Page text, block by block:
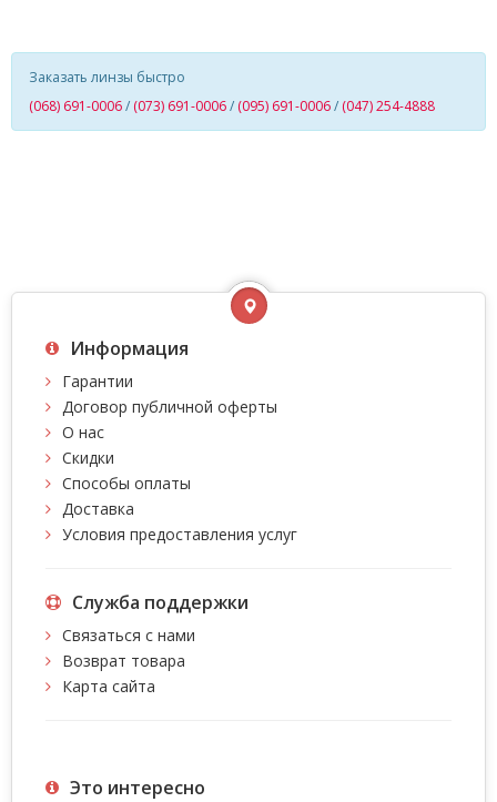
Заказать линзы быстро
(068) 691-0006/ (073) 691-0006/ (095) 691-0006/ (047) 254-4888
Информация
Гарантии
Договор публичной оферты
О нас
Скидки
Способы оплаты
Доставка
Условия предоставления услуг
Служба поддержки
Связаться с нами
Возврат товара
Карта сайта
Это интересно